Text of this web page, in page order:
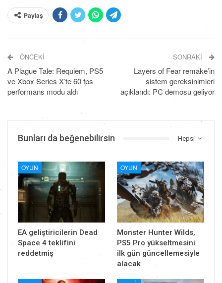
Paylaş
ÖNCEKI
A Plague Tale: Requiem, PS5
ve Xbox Series X’te 60 fps
performans modu aldı
SONRAKI
Layers of Fear remake’in
sistem gereksinimleri
açıklandı: PC demosu geliyor
Hepsi
Bunları da beğenebilirsin
OYUN
EA geliştiricilerin Dead
Space 4 teklifini
reddetmiş
OYUN
Monster Hunter Wilds,
PS5 Pro yükseltmesini
ilk gün güncellemesiyle
alacak